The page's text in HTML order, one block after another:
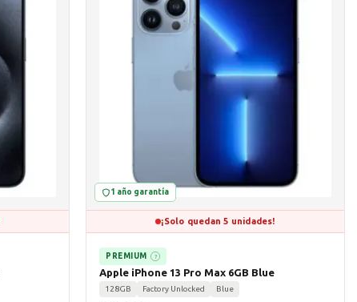
1 año garantía
¡Solo quedan 5 unidades!
PREMIUM ?
Apple iPhone 13 Pro Max 6GB Blue
128GB Factory Unlocked Blue